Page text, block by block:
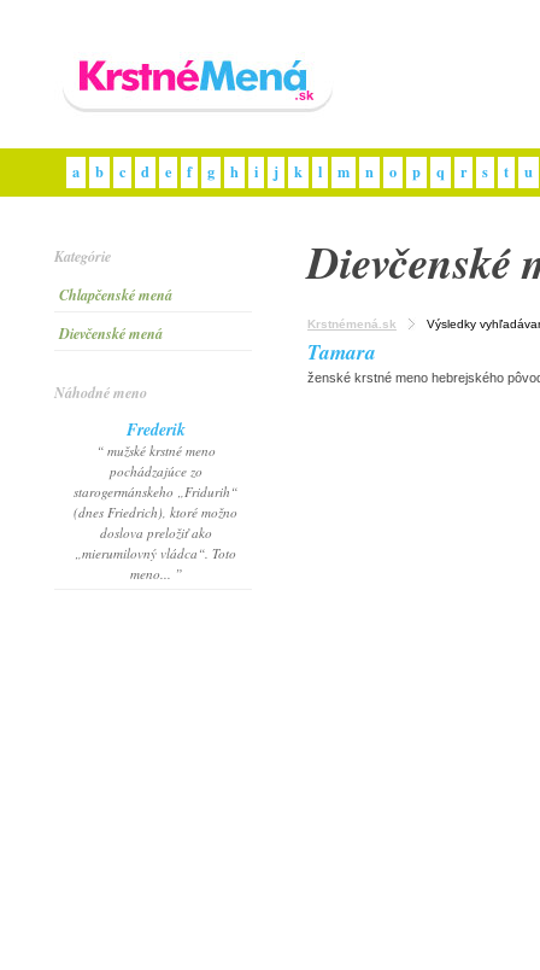
a b c d e f g h i j k l m n o p q r s t u
Kategórie
Chlapčenské mená
Dievčenské mená
Náhodné meno
Frederik
“ mužské krstné meno
pochádzajúce zo
starogermánskeho „Fridurih“
(dnes Friedrich), ktoré možno
doslova preložiť ako
„mierumilovný vládca“. Toto
meno... ”
Dievčenské
Krstnémená.sk Výsledky
Tamara
ženské krstné meno hebrejského